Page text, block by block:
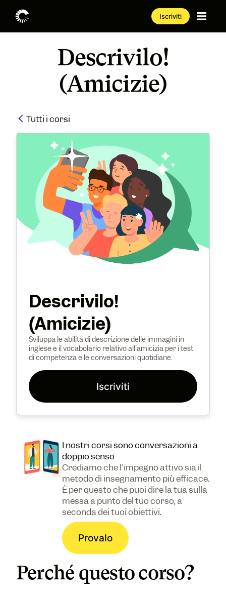
Iscriviti
Descrivilo!
(Amicizie)
Tutti i corsi
Descrivilo!
(Amicizie)
Sviluppa le abilità di descrizione delle immagini in
inglese e il vocabolario relativo all'amicizia per i test
di competenza e le conversazioni quotidiane.
Iscriviti
I nostri corsi sono conversazioni a
doppio senso
Crediamo che l'impegno attivo sia il
metodo di insegnamento più efficace.
È per questo che puoi dire la tua sulla
messa a punto del tuo corso, a
seconda dei tuoi obiettivi.
Provalo
Perché questo corso?